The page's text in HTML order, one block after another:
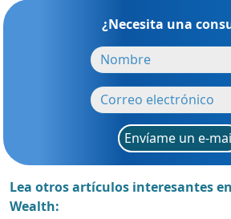
¿Necesita una
Envíame un e-
Lea otros artículos interesantes
Wealth: